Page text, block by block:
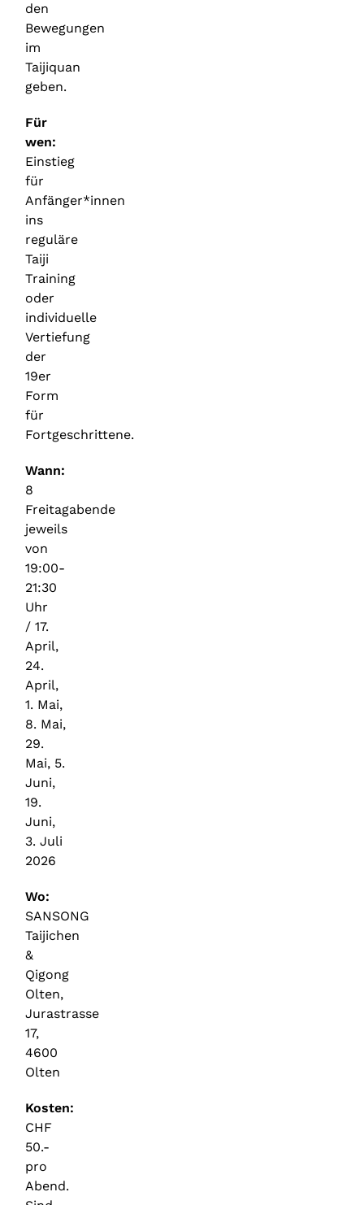
den
Bewegungen
im
Taijiquan
geben.
Für
wen:
Einstieg
für
Anfänger*innen
ins
reguläre
Taiji
Training
oder
individuelle
Vertiefung
der
19er
Form
für
Fortgeschrittene.
Wann:
8
Freitagabende
jeweils
von
19:00-
21:30
Uhr
/ 17.
April,
24.
April,
1. Mai,
8. Mai,
29.
Mai, 5.
Juni,
19.
Juni,
3. Juli
2026
Wo:
SANSONG
Taijichen
&
Qigong
Olten,
Jurastrasse
17,
4600
Olten
Kosten:
CHF
50.-
pro
Abend.